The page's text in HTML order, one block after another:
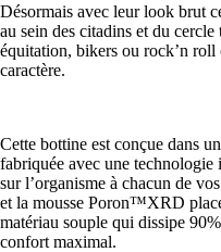
Désormais avec leur look brut
au sein des citadins et du
équitation, bikers ou rock’n roll
caractère.
Cette bottine est conçue dans
fabriquée avec une technologie
sur l’organisme à chacun de
et la mousse Poron™XRD
matériau souple qui dissipe
confort maximal.